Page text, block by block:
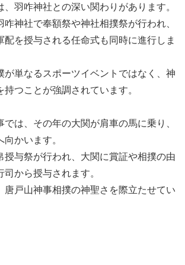
、羽咋神社との深い関わりがあります。
神社で奉額祭や神社相撲祭が行われ、
配を授与される任命式も同時に進行しま
が単なるスポーツイベントではなく、神
つことが強調されています。
では、その年の大関が肩車の馬に乗り、
かいます。
授与祭が行われ、大関に賞証や相撲の由
から授与されます。
唐戸山神事相撲の神聖さを際立たせてい